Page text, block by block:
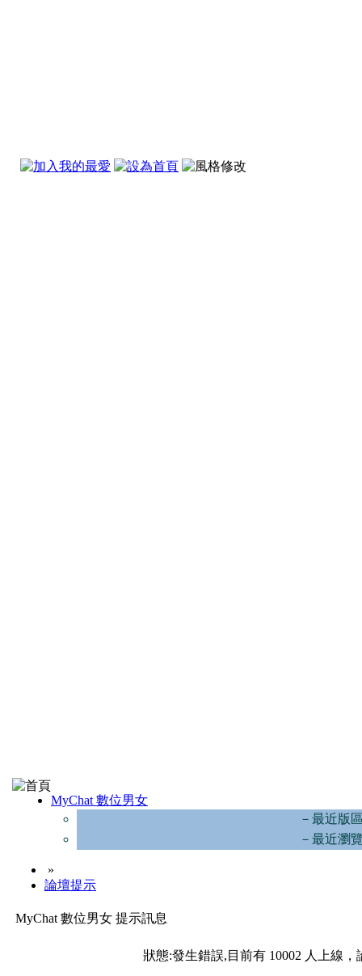
MyChat 數位男女
－最近版
－最近瀏
»
論壇提示
MyChat 數位男女 提示訊息
狀態:發生錯誤,目前有 10002 人上線